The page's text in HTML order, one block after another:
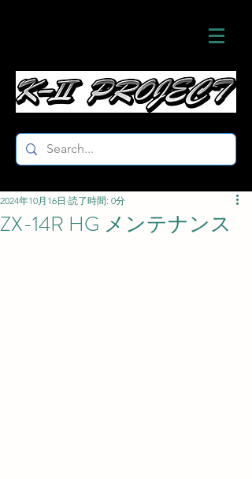
ZX-14R HG メンテナンス
2024年10月16日 読了時間: 0分